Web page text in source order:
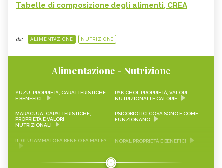
Tabelle di composizione degli alimenti, CREA
da: ALIMENTAZIONE NUTRIZIONE
Alimentazione - Nutrizione
YUZU: PROPRIETÀ, CARATTERISTICHE
E BENEFICI
PAK CHOI, PROPRIETÀ, VALORI
NUTRIZIONALI E CALORIE
MARACUJA: CARATTERISTICHE,
PROPRIETÀ E VALORI
NUTRIZIONALI
PSICOBIOTICI COSA SONO E COME
FUNZIONANO
IL GLUTAMMATO FA BENE O FA MALE? NOPAL PROPRIETÀ E BENEFICI
FRAGOLINE DI BOSCO
CRAUTI, PROPRIETÀ, VALORI